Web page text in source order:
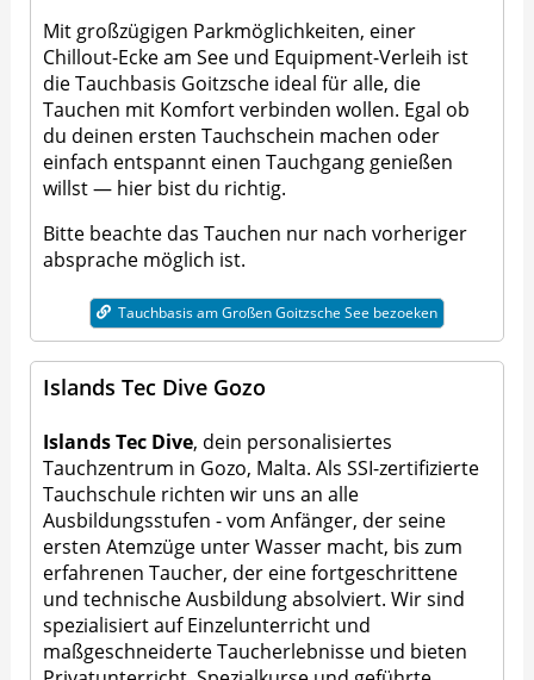
Mit großzügigen Parkmöglichkeiten, einer
Chillout-Ecke am See und Equipment-Verleih ist
die Tauchbasis Goitzsche ideal für alle, die
Tauchen mit Komfort verbinden wollen. Egal ob
du deinen ersten Tauchschein machen oder
einfach entspannt einen Tauchgang genießen
willst — hier bist du richtig.
Bitte beachte das Tauchen nur nach vorheriger
absprache möglich ist.
Tauchbasis am Großen Goitzsche See bezoeken
Islands Tec Dive Gozo
Islands Tec Dive, dein personalisiertes
Tauchzentrum in Gozo, Malta. Als SSI-zertifizierte
Tauchschule richten wir uns an alle
Ausbildungsstufen - vom Anfänger, der seine
ersten Atemzüge unter Wasser macht, bis zum
erfahrenen Taucher, der eine fortgeschrittene
und technische Ausbildung absolviert. Wir sind
spezialisiert auf Einzelunterricht und
maßgeschneiderte Taucherlebnisse und bieten